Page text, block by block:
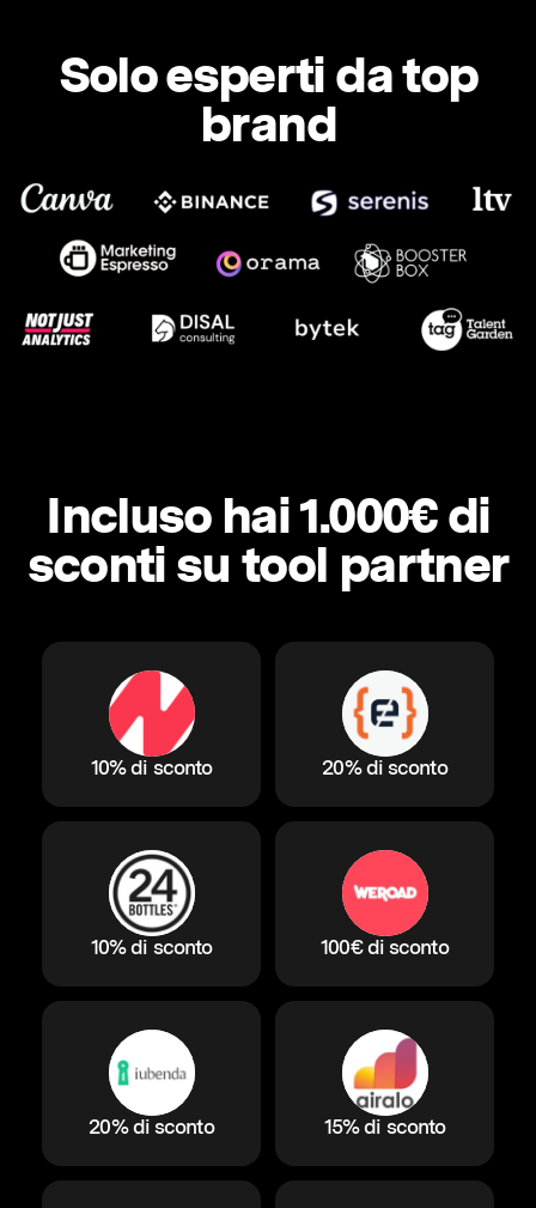
Solo esperti da top
brand
Incluso hai 1.000€ di
sconti su tool partner
10% di sconto 20% di sconto
10% di sconto 100€ di sconto
20% di sconto 15% di sconto